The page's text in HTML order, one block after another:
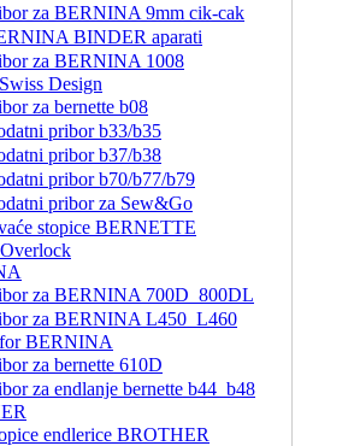
za BERNINA 9mm cik-cak
BINDER aparati
za BERNINA 1008
Design
za bernette b08
pribor b33/b35
pribor b37/b38
pribor b70/b77/b79
pribor za Sew&Go
stopice BERNETTE
za BERNINA 700D_800DL
za BERNINA L450_L460
for BERNINA
za bernette 610D
za endlanje bernette b44_b48
endlerice BROTHER